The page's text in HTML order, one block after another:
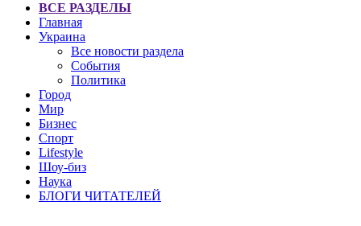
ВСЕ РАЗДЕЛЫ
Главная
Украина
Все новости раздела
События
Политика
Город
Мир
Бизнес
Спорт
Lifestyle
Шоу-биз
Наука
БЛОГИ ЧИТАТЕЛЕЙ